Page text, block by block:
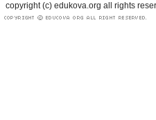
copyright (c) edukova.org all rights